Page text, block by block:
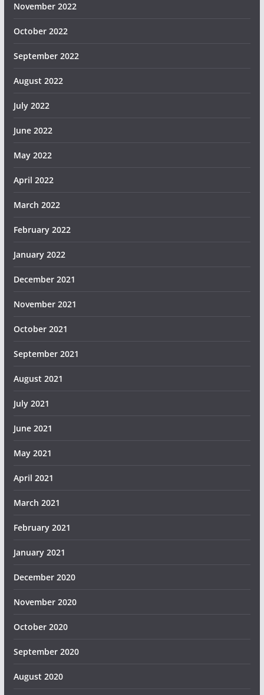
November 2022
October 2022
September 2022
August 2022
July 2022
June 2022
May 2022
April 2022
March 2022
February 2022
January 2022
December 2021
November 2021
October 2021
September 2021
August 2021
July 2021
June 2021
May 2021
April 2021
March 2021
February 2021
January 2021
December 2020
November 2020
October 2020
September 2020
August 2020